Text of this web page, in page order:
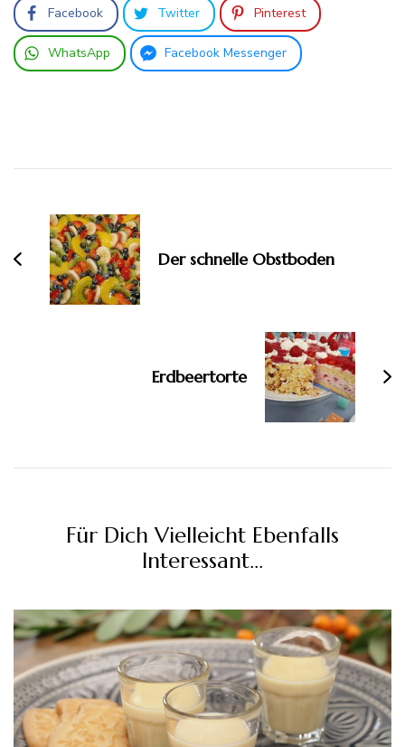
Facebook Twitter Pinterest
WhatsApp Facebook Messenger
Der schnelle Obstboden
Erdbeertorte
Für Dich Vielleicht Ebenfalls
Interessant...